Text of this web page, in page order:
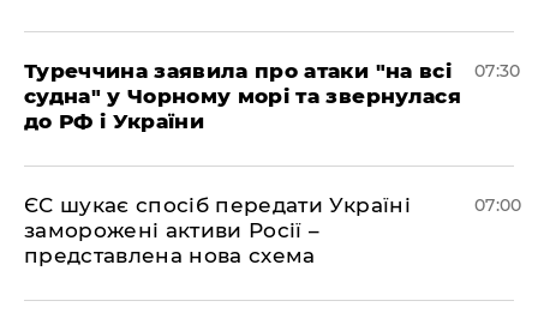
Туреччина заявила про атаки "на всі
судна" у Чорному морі та звернулася
до РФ і України
07:30
ЄС шукає спосіб передати Україні
заморожені активи Росії –
представлена ​​нова схема
07:00